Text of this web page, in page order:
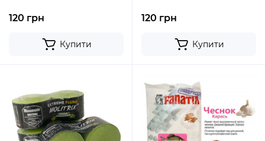
120 грн
Купити
120 грн
Купити